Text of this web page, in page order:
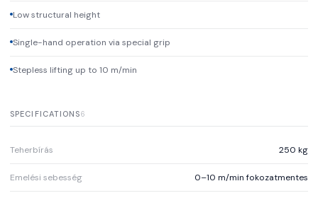
Low structural height
Single-hand operation via special grip
Stepless lifting up to 10 m/min
SPECIFICATIONS6
Teherbírás 250 kg
Emelési sebesség 0–10 m/min fokozatmentes